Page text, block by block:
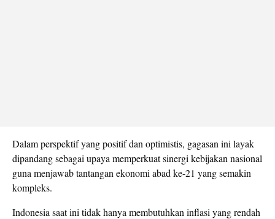
Dalam perspektif yang positif dan optimistis, gagasan ini layak
dipandang sebagai upaya memperkuat sinergi kebijakan nasional
guna menjawab tantangan ekonomi abad ke-21 yang semakin
kompleks.
Indonesia saat ini tidak hanya membutuhkan inflasi yang rendah